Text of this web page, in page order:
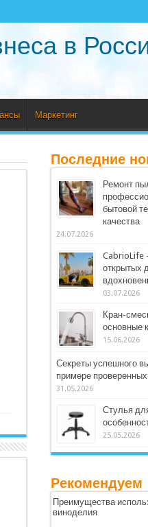
в
Маркетинг
Последние
Ремонт
бытовой
качества
24.07.2026
CabrioLife
открытых
03.07.2026
Кран-
основные
15.06.2026
Секреты успешного
примере
31.05.2026
Стулья
25.05.2026
Рекомендуем
Преимущества
виноделия